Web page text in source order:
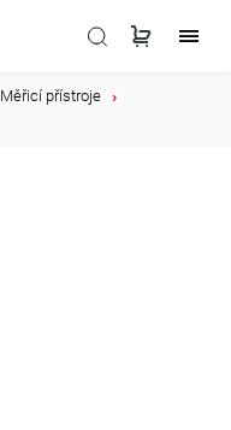
Měřicí přístroje